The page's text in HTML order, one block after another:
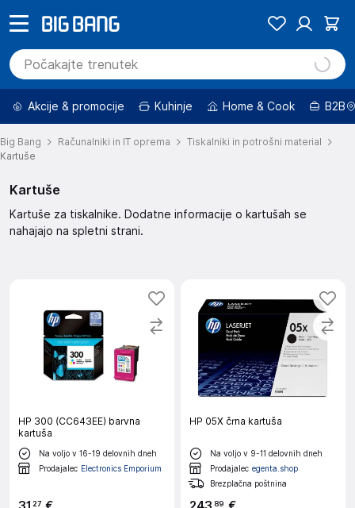
Akcije & promocije Kuhinje Home & Cook B2B
Big Bang Računalniki in IT oprema
Tiskalniki in potrošni material
Kartuše
Kartuše
Kartuše za tiskalnike. Dodatne informacije o kartušah se
nahajajo na spletni strani.
HP 300 (CC643EE) barvna
kartuša
Na voljo v 16-19 delovnih dneh
Prodajalec Electronics Emporium
27
HP 05X črna kartuša
Na voljo v 9-11 delovnih dneh
Prodajalec egenta.shop
Brezplačna poštnina
89